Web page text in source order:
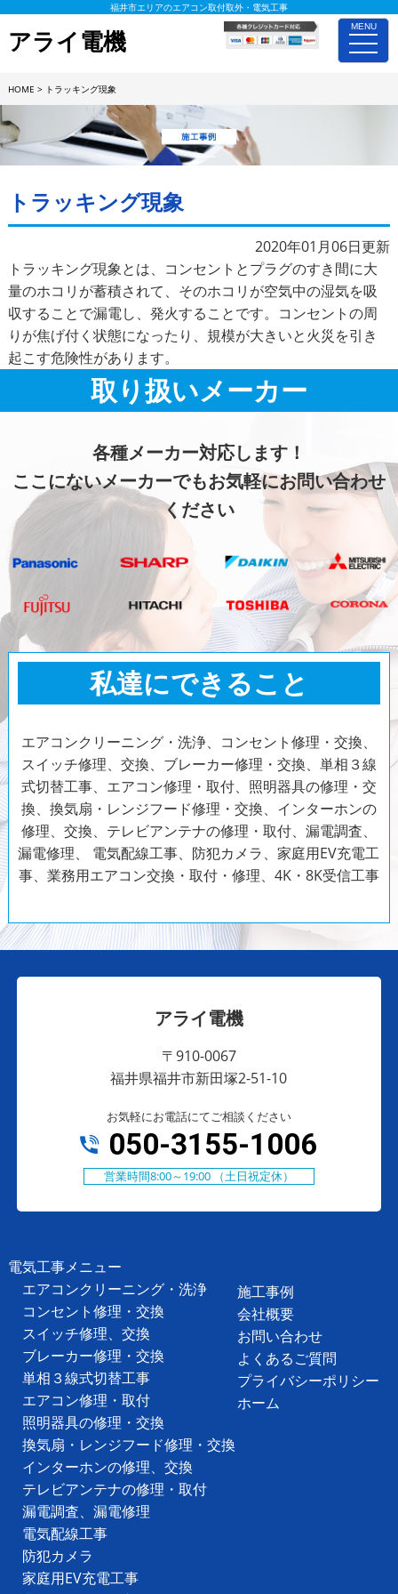
MENU
toggle
福井市エリアのエアコン取付取外・電気工事
アライ電機
HOME > トラッキング現象
トラッキング現象
2020年01月06日更新
トラッキング現象とは、コンセントとプラグのすき間に大
量のホコリが蓄積されて、そのホコリが空気中の湿気を吸
収することで漏電し、発火することです。コンセントの周
りが焦げ付く状態になったり、規模が大きいと火災を引き
起こす危険性があります。
取り扱いメーカー
各種メーカー対応します！
ここにないメーカーでもお気軽にお問い合わせ
ください
私達にできること
エアコンクリーニング・洗浄、コンセント修理・交換、
スイッチ修理、交換、ブレーカー修理・交換、単相３線
式切替工事、エアコン修理・取付、照明器具の修理・交
換、換気扇・レンジフード修理・交換、インターホンの
修理、交換、テレビアンテナの修理・取付、漏電調査、
漏電修理、 電気配線工事、防犯カメラ、家庭用EV充電工
事、業務用エアコン交換・取付・修理、4K・8K受信工事
アライ電機
〒910-0067
福井県福井市新田塚2-51-10
お気軽にお電話にてご相談ください
050-3155-1006
営業時間8:00～19:00 （土日祝定休）
電気工事メニュー
エアコンクリーニング・洗浄
コンセント修理・交換
スイッチ修理、交換
ブレーカー修理・交換
単相３線式切替工事
エアコン修理・取付
照明器具の修理・交換
換気扇・レンジフード修理・交換
インターホンの修理、交換
テレビアンテナの修理・取付
漏電調査、漏電修理
電気配線工事
防犯カメラ
家庭用EV充電工事
施工事例
会社概要
お問い合わせ
よくあるご質問
プライバシーポリシー
ホーム